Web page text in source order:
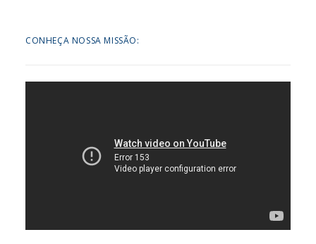
CONHEÇA NOSSA MISSÃO: